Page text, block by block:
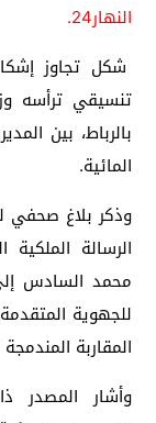
النهار24.
شكل تجاوز
تنسيقي ترأسه
بالرباط، بين
المائية.
وذكر بلاغ صحفي
الرسالة
محمد السادس
للجهوية
المقاربة
وأشار المصدر